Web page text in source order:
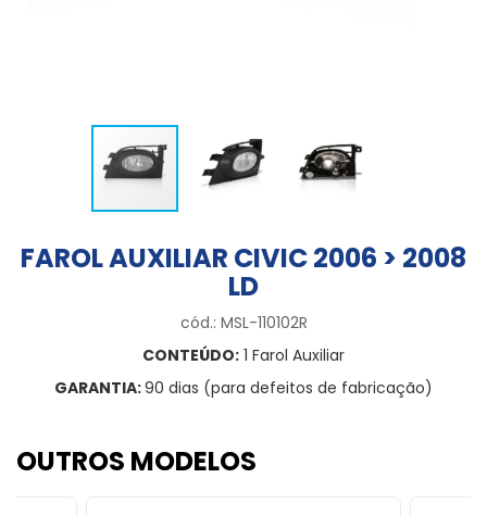
FAROL AUXILIAR CIVIC 2006 > 2008
LD
cód.: MSL-110102R
CONTEÚDO: 1 Farol Auxiliar
GARANTIA:90 dias (para defeitos de fabricação)
OUTROS MODELOS